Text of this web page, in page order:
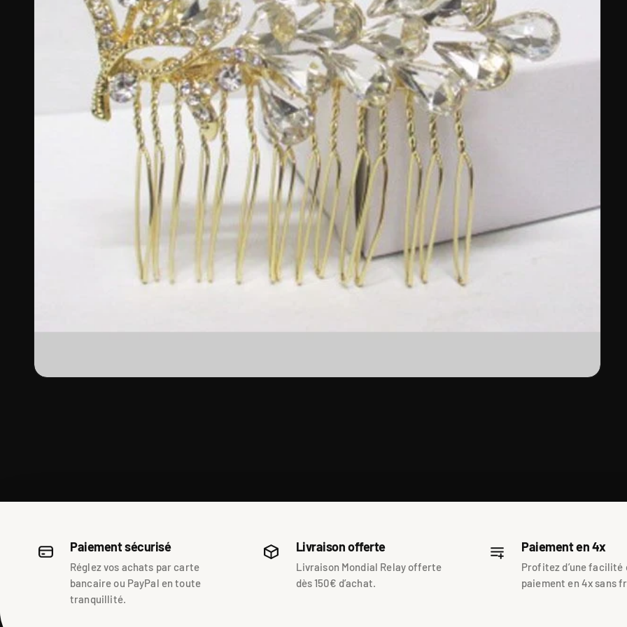
Paiement sécurisé
Réglez vos achats par carte
bancaire ou PayPal en toute
tranquillité.
Livraison offerte
Livraison Mondial Relay offerte
dès 150€ d’achat.
Paiement en 4x
Profitez d’une facilité
paiement en 4x sans